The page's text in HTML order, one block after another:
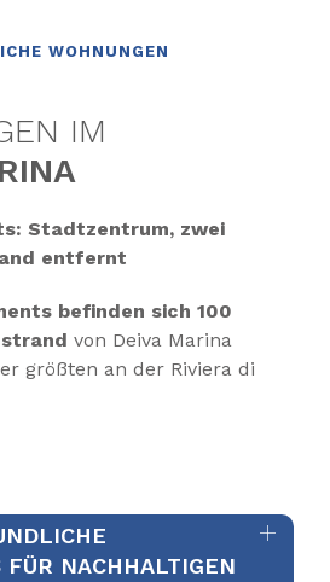
WOHNUNGEN
IM
Stadtzentrum, zwei
entfernt
befinden sich 100
von Deiva Marina
größten an der Riviera di
NACHHALTIGEN